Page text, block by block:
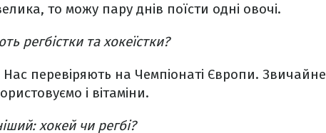
то можу пару днів поїсти одні овочі.
регбістки та хокеїстки?
Нас перевіряють на Чемпіонаті Європи. Звичайне
і вітаміни.
хокей чи регбі?